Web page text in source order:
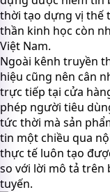
thời tạo dựng vị thế
thần kinh học còn
Việt Nam.
Ngoài kênh truyền
hiệu cũng nên cân
trực tiếp tại cửa
phép người tiêu
tức thời mà sản
tin một chiều qua
thực tế luôn tạo
so với lời mô tả trên
tuyến.